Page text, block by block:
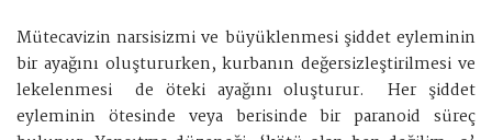
Mütecavizin narsisizmi ve büyüklenmesi şiddet eyleminin
bir ayağını oluştururken, kurbanın değersizleştirilmesi ve
lekelenmesi de öteki ayağını oluşturur. Her şiddet
eyleminin ötesinde veya berisinde bir paranoid süreç